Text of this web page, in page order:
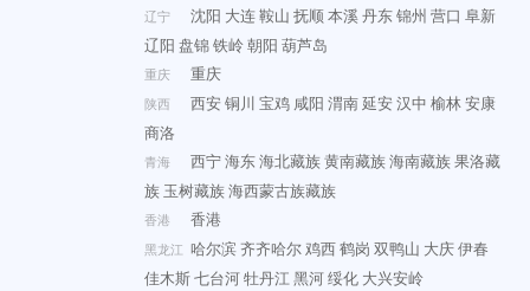
辽宁 沈阳 大连鞍山 抚顺本溪丹东锦州 营口 阜新
辽阳 盘锦铁岭朝阳 葫芦岛
重庆 重庆
陕西 西安铜川 宝鸡 咸阳 渭南延安汉中 榆林安康
商洛
青海 西宁海东海北藏族黄南藏族海南藏族果洛藏
族 玉树藏族海西蒙古族藏族
香港 香港
黑龙江 哈尔滨齐齐哈尔鸡西鹤岗 双鸭山 大庆伊春
佳木斯七台河牡丹江黑河绥化 大兴安岭